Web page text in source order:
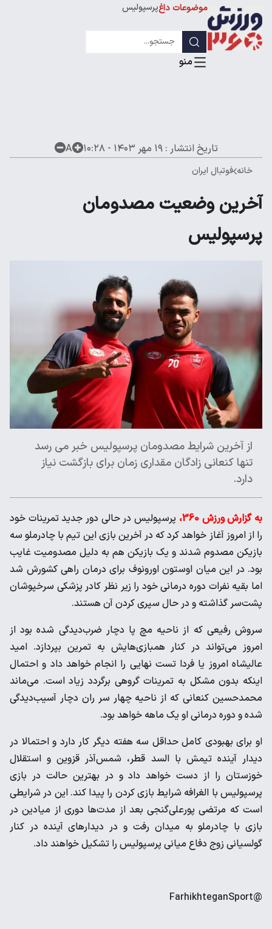
موضوعات داغپرسپولیس
لیگ قهرمانان
تاریخ انتشار :۱۹ مهر ۱۴۰۳ - ۱۰:۲۸ A
خانه فوتبال ایران
آخرین وضعیت مصدومان
پرسپولیس
از آخرین شرایط مصدومان پرسپولیس خبر می رسد
تنها کنعانی زادگان مقداری زمان برای بازگشت نیاز
دارد.
به گزارش ورزش 360،
پرسپولیس در حالی دور جدید تمرینات خود
را از امروز آغاز خواهد کرد که در آخرین بازی این تیم با چادرملو سه
بازیکن مصدوم شدند و یک بازیکن هم به دلیل مصدومیت غایب
بود. در این میان اوستون اورونوف برای درمان راهی کشورش شد
اما بقیه نفرات دوره درمانی خود را زیر نظر کادر پزشکی سرخپوشان
پشت‌سر گذاشته و در حال سپری کردن آن هستند.
سروش رفیعی که از ناحیه مچ پا دچار ضرب‌دیدگی شده بود از
امروز می‌تواند در کنار همبازی‌هایش به تمرین بپردازد. امید
عالیشاه امروز یا فردا تست نهایی را انجام خواهد داد و احتمال
اینکه بدون مشکل به تمرینات گروهی برگردد زیاد است. می‌ماند
محمدحسین کنعانی که از ناحیه چهار سر ران دچار آسیب‌دیدگی
شده و دوره درمانی او یک ماهه خواهد بود.
او برای بهبودی کامل حداقل سه هفته دیگر کار دارد و احتمالا در
دیدار آینده تیمش با السد قطر، شمس‌آذر قزوین و استقلال
خوزستان را از دست خواهد داد و در بهترین حالت در بازی
پرسپولیس با الغرافه شرایط بازی کردن را پیدا کند. این در شرایطی
است که مرتضی پورعلی‌گنجی بعد از مدت‌ها دوری از میادین در
بازی با چادرملو به میدان رفت و در دیدار‌های آینده در کنار
گولسیانی زوج دفاع میانی پرسپولیس را تشکیل خواهند داد.
@FarhikhteganSport